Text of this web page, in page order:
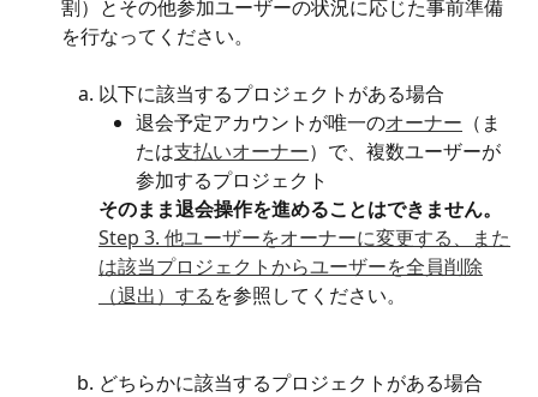
割）とその他参加ユーザーの状況に応じた事前準備
を行なってください。
以下に該当するプロジェクトがある場合
退会予定アカウントが唯一のオーナー （ま
たは支払いオーナー）で、複数ユーザーが
参加するプロジェクト
そのまま退会操作を進めることはできません。
Step 3. 他ユーザーをオーナーに変更する、また
は該当プロジェクトからユーザーを全員削除
（退出）するを参照してください。
どちらかに該当するプロジェクトがある場合